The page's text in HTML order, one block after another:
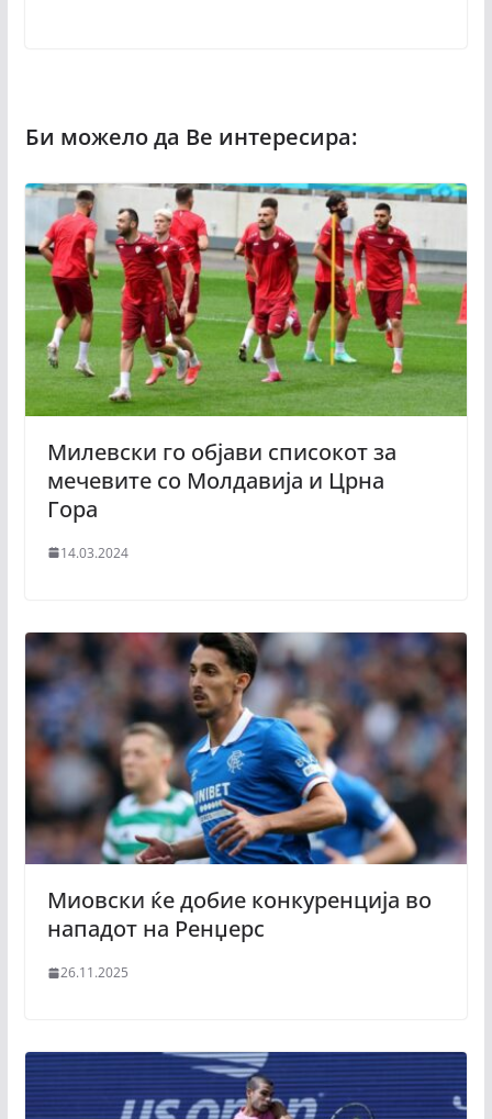
Милевски го објави списокот за
мечевите со Молдавија и Црна
Гора
14.03.2024
Миовски ќе добие конкуренција во
нападот на Ренџерс
26.11.2025